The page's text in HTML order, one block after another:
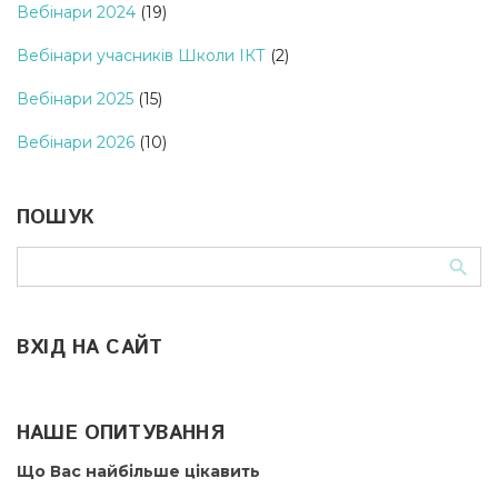
Вебінари 2024 (19)
Вебінари учасників Школи ІКТ (2)
Вебінари 2025 (15)
Вебінари 2026 (10)
ПОШУК
ВХІД НА САЙТ
НАШЕ ОПИТУВАННЯ
Що Вас найбільше цікавить